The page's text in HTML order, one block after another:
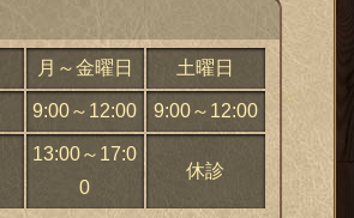
月～金曜日 土曜日
9:00～12:00 9:00～12:00
13:00～17:0
0
休診